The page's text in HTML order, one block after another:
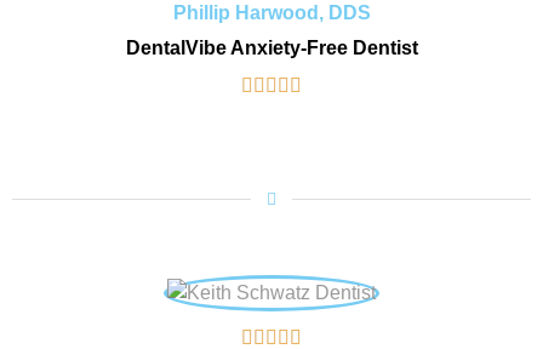
Phillip Harwood, DDS
DentalVibe Anxiety-Free Dentist
    
    